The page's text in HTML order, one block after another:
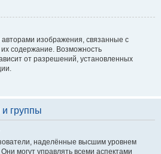
изображения, связанные с
содержание. Возможность
от разрешений, установленных
и группы
наделённые высшим уровнем
могут управлять всеми аспектами